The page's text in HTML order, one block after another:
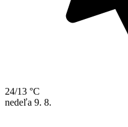
24/13 °C
nedeľa 9. 8.